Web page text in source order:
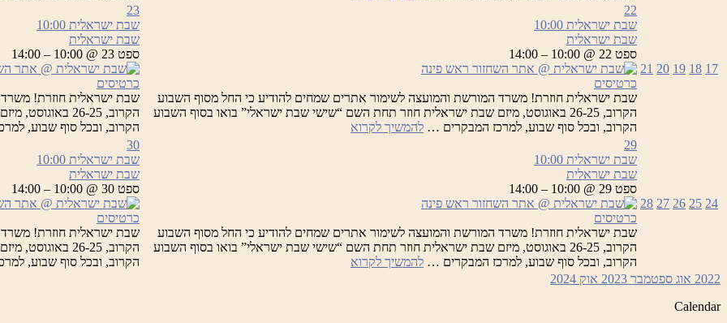
17
18
19
20
21
22
שבת ישראלית 10:00
שבת ישראלית
ספט 22 @ 10:00 – 14:00
כרטיסים
שבת ישראלית חוזרת! משרד המורשת והמועצה לשימור אתרים שמחים להודיע כי החל מסוף השבוע
הקרוב, 26-25 באוגוסט, מיזם שבת ישראלית חוזר תחת השם “שישי שבת ישראלי” בואו בסוף השבוע
הקרוב, ובכל סוף שבוע, למרכז המבקרים … להמשיך לקרוא
23
שבת ישראלית 10:00
שבת ישראלית
ספט 23 @ 10:00 – 14:00
כרטיסים
שבת ישראלית חוזרת!
הקרוב, 26-25
הקרוב, ובכל סוף שבוע,
24
25
26
27
28
29
שבת ישראלית 10:00
שבת ישראלית
ספט 29 @ 10:00 – 14:00
כרטיסים
שבת ישראלית חוזרת! משרד המורשת והמועצה לשימור אתרים שמחים להודיע כי החל מסוף השבוע
הקרוב, 26-25 באוגוסט, מיזם שבת ישראלית חוזר תחת השם “שישי שבת ישראלי” בואו בסוף השבוע
הקרוב, ובכל סוף שבוע, למרכז המבקרים … להמשיך לקרוא
30
שבת ישראלית 10:00
שבת ישראלית
ספט 30 @ 10:00 – 14:00
כרטיסים
שבת ישראלית חוזרת!
הקרוב, 26-25
הקרוב, ובכל סוף שבוע,
2022 אוג ספטמבר 2023 אוק 2024
Calendar